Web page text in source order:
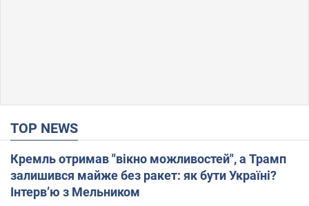
TOP NEWS
Кремль отримав "вікно можливостей", а Трамп
залишився майже без ракет: як бути Україні?
Інтерв’ю з Мельником